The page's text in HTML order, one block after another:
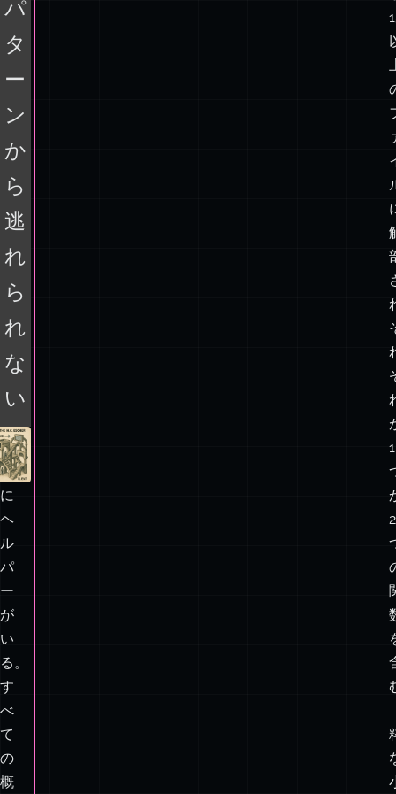
は
フ
ル
が
増
え
た
が、
形
状
は
失
わ
れ
た。
す
べ
て
の
ヘ
ル
パ
ー
に
ヘ
ル
パ
ー
が
い
る。
の
作
パ
タ
ー
ン
か
ら
逃
れ
ら
れ
な
い
1
2